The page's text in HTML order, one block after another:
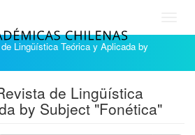
Lingüística Teórica y Aplicada by
de Lingüística
by Subject "Fonética"